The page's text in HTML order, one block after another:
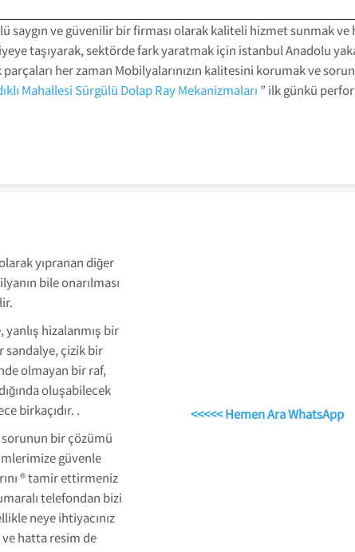
saygın ve güvenilir bir firması olarak kaliteli hizmet sunmak ve
taşıyarak, sektörde fark yaratmak için istanbul Anadolu
her zaman Mobilyalarınızın kalitesini korumak ve
Mahallesi Sürgülü Dolap Ray Mekanizmaları ” ilk günkü
yıpranan diğer
bile onarılması
hizalanmış bir
sandalye, çizik bir
olmayan bir raf,
oluşabilecek
birkaçıdır. .
bir çözümü
güvenle
® tamir ettirmeniz
telefondan bizi
neye ihtiyacınız
hatta resim de
<<<<< Hemen Ara WhatsApp